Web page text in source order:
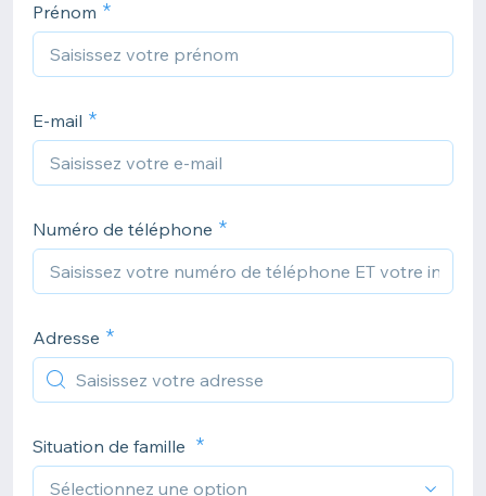
Prénom
E-mail
Numéro de téléphone
Adresse
Situation de famille